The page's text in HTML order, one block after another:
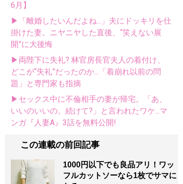
6月】
▶「離婚したいんだよね...」夫にドッキリを仕
掛けた妻。ニヤニヤした直後、“笑えない展
開”に大後悔
▶両陛下に失礼? 林官房長官夫人の着付け、
どこが“失礼”だったのか...「着崩れ以前の問
題」と専門家も指摘
▶セックス中に不倫相手の妻が帰宅。「あ、
いいのいいの。続けて?」と言われたワケ...マ
ンガ『人妻A』3話を無料公開!
この連載の前回記事
1000円以下でも良品アリ！ワッ
フルカットソーなら1枚でサマに